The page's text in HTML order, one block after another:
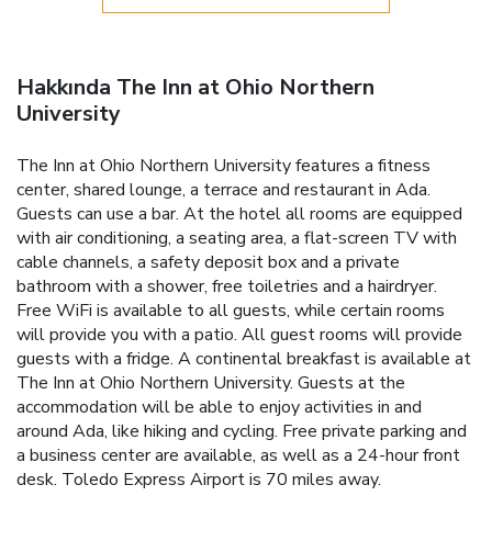
Hakkında The Inn at Ohio Northern
University
The Inn at Ohio Northern University features a fitness
center, shared lounge, a terrace and restaurant in Ada.
Guests can use a bar. At the hotel all rooms are equipped
with air conditioning, a seating area, a flat-screen TV with
cable channels, a safety deposit box and a private
bathroom with a shower, free toiletries and a hairdryer.
Free WiFi is available to all guests, while certain rooms
will provide you with a patio. All guest rooms will provide
guests with a fridge. A continental breakfast is available at
The Inn at Ohio Northern University. Guests at the
accommodation will be able to enjoy activities in and
around Ada, like hiking and cycling. Free private parking and
a business center are available, as well as a 24-hour front
desk. Toledo Express Airport is 70 miles away.